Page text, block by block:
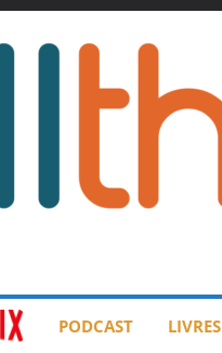
PODCAST LIVRES